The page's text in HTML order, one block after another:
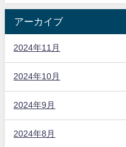
アーカイブ
2024年11月
2024年10月
2024年9月
2024年8月